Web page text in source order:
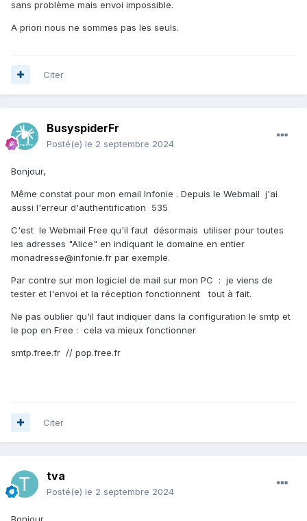
sans problème mais envoi impossible.
A priori nous ne sommes pas les seuls.
Citer
BusyspiderFr
Posté(e) le 2 septembre 2024
Bonjour,
Même constat pour mon email Infonie . Depuis le Webmail j'ai
aussi l'erreur d'authentification 535
C'est le Webmail Free qu'il faut désormais utiliser pour toutes
les adresses "Alice" en indiquant le domaine en entier
monadresse@infonie.fr par exemple.
Par contre sur mon logiciel de mail sur mon PC : je viens de
tester et l'envoi et la réception fonctionnent tout à fait.
Ne pas oublier qu'il faut indiquer dans la configuration le smtp et
le pop en Free : cela va mieux fonctionner
smtp.free.fr // pop.free.fr
Citer
tva
Posté(e) le 2 septembre 2024
Bonjour.